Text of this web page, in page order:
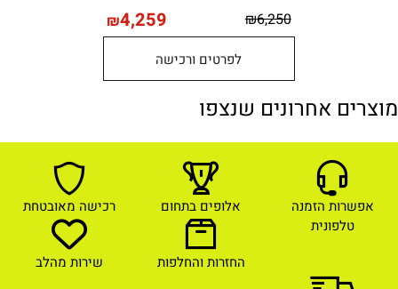
₪6,250
₪4,259
לפרטים ורכישה
מוצרים אחרונים שנצפו
אפשרות הזמנה
טלפונית
אלופים בתחום רכישה מאובטחת
החזרות והחלפות שירות מהלב